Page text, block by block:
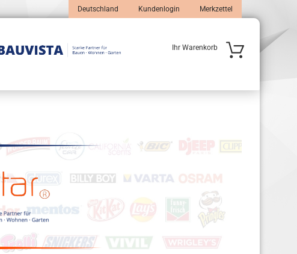
Deutschland Kundenlogin
Passwort vergessen?
Merkzettel
Ihr Warenkorb